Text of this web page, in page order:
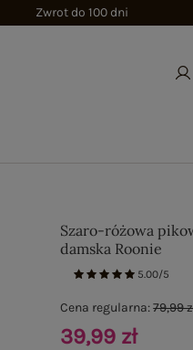
Zwrot do 100 dni
Szaro-różowa
damska Roonie
5.00/5
Cena regularna:79,99
39,99 zł